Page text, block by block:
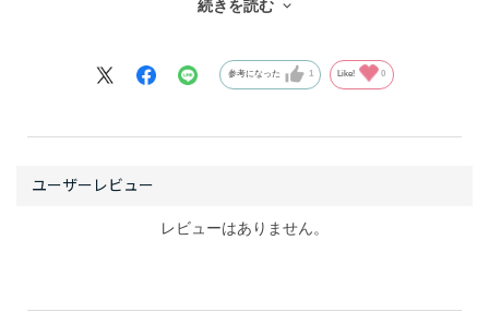
レビューはありません。
を感じられる。クラックにトルキングしても安心だ。振
すい。ガイド時は氷をカッティングしたり、アンカーを
埋めるためにスロットを掘ったりするのでその際の振り
シャフトのカーブはちょうどよく、ホンメルも使いやす
北アルプスのクラシックルートはほとんどベノムで登れ
る。頑丈で壊れないが正義。男前な、頼れるアックス
続きを読む
参考になった 1 Like! 0